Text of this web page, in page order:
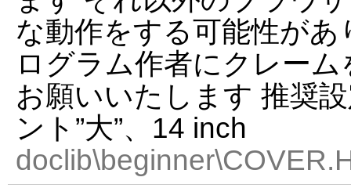
な動作をする可能性が
ログラム作者にクレー
お願いいたします 推奨
ント”大”、14 inch